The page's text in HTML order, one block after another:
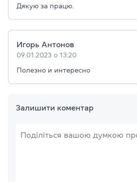
Дякую за працю.
Игорь Антонов
09.01.2023 о 13:20
Полезно и интересно
Залишити коментар